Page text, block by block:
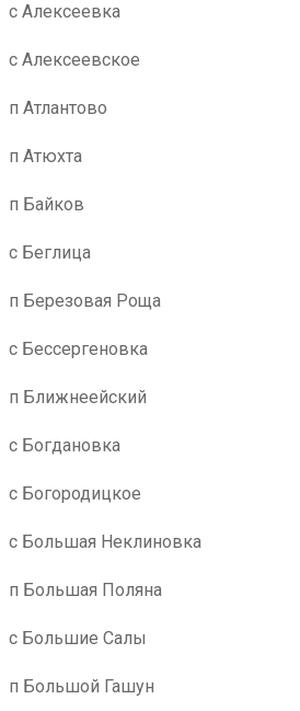
с Алексеевка
с Алексеевское
п Атлантово
п Атюхта
п Байков
с Беглица
п Березовая Роща
с Бессергеновка
п Ближнеейский
с Богдановка
с Богородицкое
с Большая Неклиновка
п Большая Поляна
с Большие Салы
п Большой Гашун